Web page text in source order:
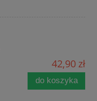
42,90 zł
do koszyka